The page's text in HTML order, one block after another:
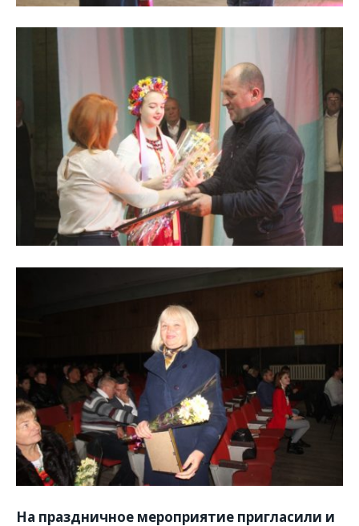
На праздничное мероприятие пригласили и